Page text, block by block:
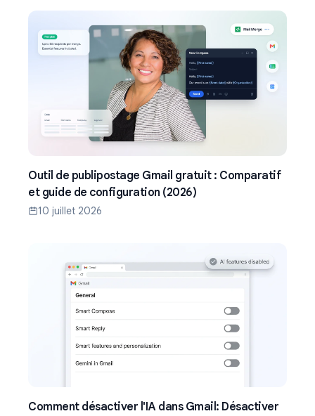
Outil de publipostage Gmail gratuit : Comparatif
et guide de configuration (2026)
10 juillet 2026
Comment désactiver l'IA dans Gmail: Désactiver